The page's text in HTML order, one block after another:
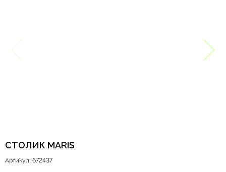
СТОЛИК MARIS
Артикул: 672437